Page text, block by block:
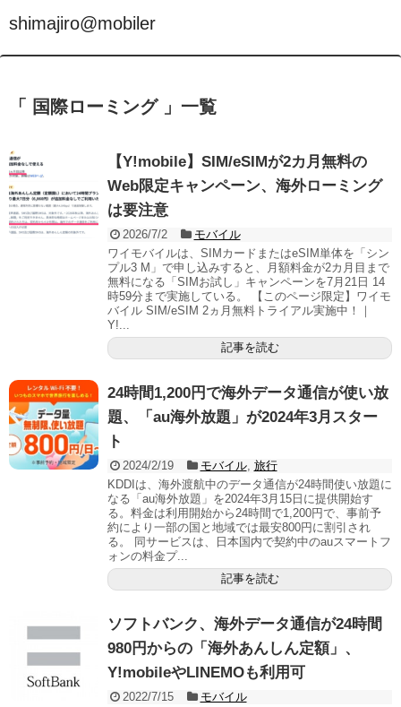
shimajiro@mobiler
「 国際ローミング 」一覧
【Y!mobile】SIM/eSIMが2カ月無料の
Web限定キャンペーン、海外ローミング
は要注意
2026/7/2
モバイル
ワイモバイルは、SIMカードまたはeSIM単体を「シン
プル3 M」で申し込みすると、月額料金が2カ月目まで
無料になる「SIMお試し」キャンペーンを7月21日 14
時59分まで実施している。 【このページ限定】ワイモ
バイル SIM/eSIM 2ヵ月無料トライアル実施中！｜
Y!...
記事を読む
24時間1,200円で海外データ通信が使い放
題、「au海外放題」が2024年3月スター
ト
2024/2/19 モバイル, 旅行
KDDIは、海外渡航中のデータ通信が24時間使い放題に
なる「au海外放題」を2024年3月15日に提供開始す
る。料金は利用開始から24時間で1,200円で、事前予
約により一部の国と地域では最安800円に割引され
る。 同サービスは、日本国内で契約中のauスマートフ
ォンの料金プ...
記事を読む
ソフトバンク、海外データ通信が24時間
980円からの「海外あんしん定額」、
Y!mobileやLINEMOも利用可
2022/7/15
モバイル